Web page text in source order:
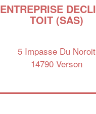
ENTREPRISE
TOIT (SAS)
5 Impasse Du Noroit
14790 Verson